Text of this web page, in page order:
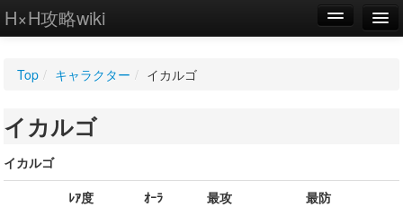
H×H攻略wiki
WIKI
設定
Top / キャラクター / イカルゴ
イカルゴ
イカルゴ
ﾚｱ度
ｵｰﾗ 最攻
最防